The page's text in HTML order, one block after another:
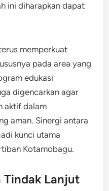
ini diharapkan dapat
memperkuat
pada area yang
edukasi
digencarkan agar
aktif dalam
aman. Sinergi antara
kunci utama
Kotamobagu.
Tindak Lanjut